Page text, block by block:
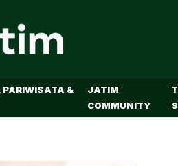
PARIWISATA &
JATIM
COMMUNITY